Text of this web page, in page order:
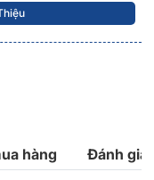
hàng Đánh giá